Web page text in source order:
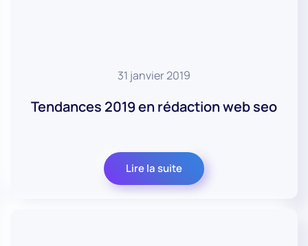
31 janvier 2019
Tendances 2019 en rédaction web seo
Lire la suite